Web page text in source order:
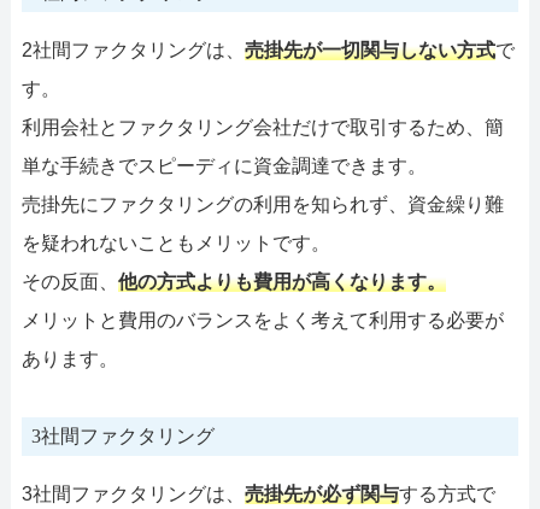
2社間ファクタリングは、 売掛先が一切関与しない方式で
す。
利用会社とファクタリング会社だけで取引するため、簡
単な手続きでスピーディに資金調達できます。
売掛先にファクタリングの利用を知られず、資金繰り難
を疑われないこともメリットです。
その反面、 他の方式よりも費用が高くなります。
メリットと費用のバランスをよく考えて利用する必要が
あります。
3社間ファクタリング
3社間ファクタリングは、 売掛先が必ず関与する方式で